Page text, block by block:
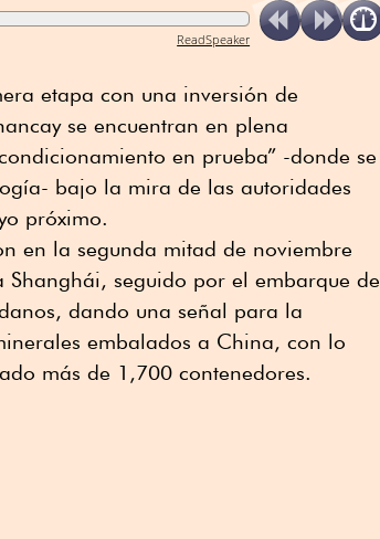
ReadSpeaker
etapa con una inversión de
se encuentran en plena
en prueba” -donde se
bajo la mira de las autoridades
próximo.
en la segunda mitad de noviembre
seguido por el embarque de
dando una señal para la
embalados a China, con lo
más de 1,700 contenedores.